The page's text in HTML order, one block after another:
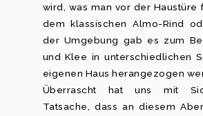
wird, was man vor der Haustüre
dem klassischen Almo-Rind
der Umgebung gab es zum
und Klee in unterschiedlichen
eigenen Haus herangezogen
Überrascht hat uns mit
Tatsache, dass an diesem